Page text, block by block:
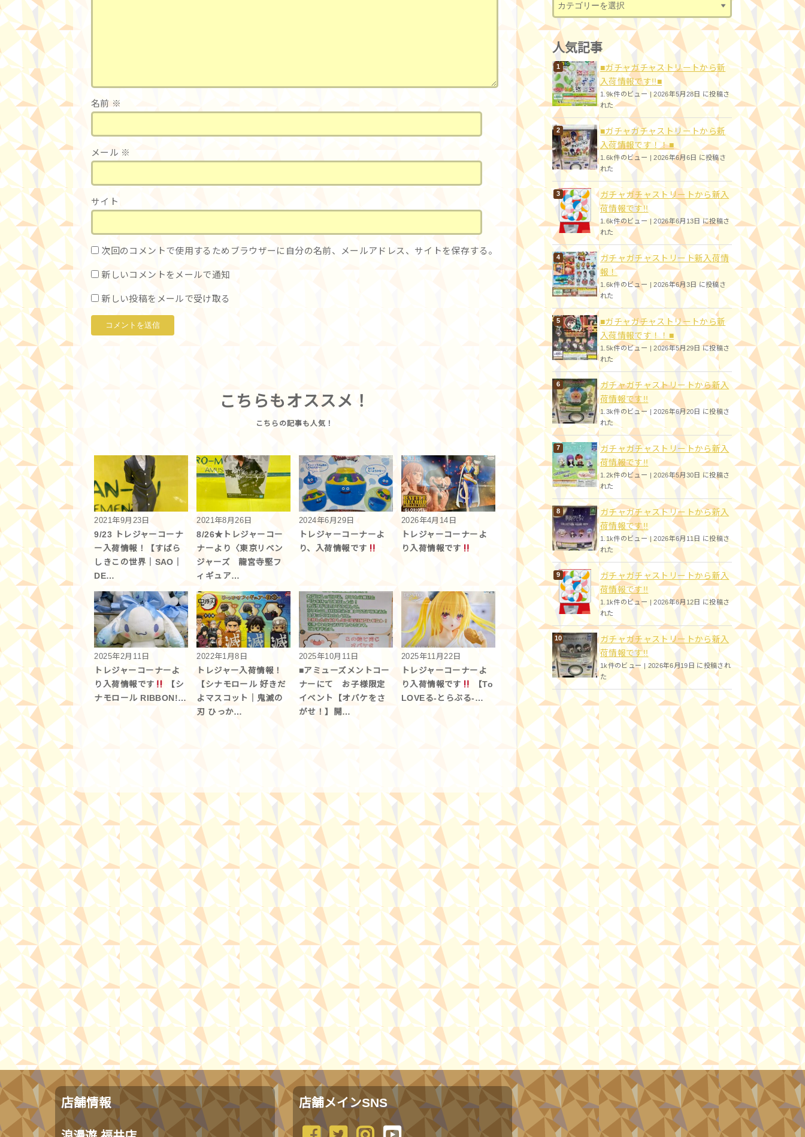
名前 ※
メール ※
サイト
次回のコメントで使用するためブラウザーに自分の名前、メールアドレス、サイトを保存する。
新しいコメントをメールで通知
新しい投稿をメールで受け取る
こちらもオススメ！
2021年9月23日
9/23 トレジャーコーナ
ー入荷情報！【すばら
しきこの世界｜SAO｜
DE…
2021年8月26日
8/26★トレジャーコー
ナーより〈東京リベン
ジャーズ 龍宮寺堅フ
ィギュア…
2024年6月29日
トレジャーコーナーよ
り、入荷情報です
2026年4月14日
トレジャーコーナーよ
り入荷情報です︎
2025年2月11日
トレジャーコーナーよ
り入荷情報です
【シ
ナモロール RIBBON!…
2022年1月8日
トレジャー入荷情報！
【シナモロール 好きだ
よマスコット｜鬼滅の
刃 ひっか…
2025年10月11日
■アミューズメントコー
ナーにて お子様限定
イベント【オバケをさ
がせ！】開…
2025年11月22日
トレジャーコーナーよ
り入荷情報です
【To
LOVEる-とらぶる-…
人気記事
■ガチャガチャストリートから新
入荷情報です!!■
1.9k件のビュー|2026年5月28日 に投稿さ
れた
■ガチャガチャストリートから新
入荷情報です！！■
1.6k件のビュー |2026年6月6日 に投稿さ
れた
ガチャガチャストリートから新入
荷情報です!!
1.6k件のビュー|2026年6月13日 に投稿さ
れた
ガチャガチャストリート新入荷情
報！
1.6k件のビュー |2026年6月3日 に投稿さ
れた
■ガチャガチャストリートから新
入荷情報です！！■
1.5k件のビュー |2026年5月29日 に投稿さ
れた
ガチャガチャストリートから新入
荷情報です!!
1.3k件のビュー|2026年6月20日 に投稿さ
れた
ガチャガチャストリートから新入
荷情報です!!
1.2k件のビュー |2026年5月30日 に投稿さ
れた
ガチャガチャストリートから新入
荷情報です!!
1.1k件のビュー|2026年6月11日 に投稿さ
れた
ガチャガチャストリートから新入
荷情報です!!
1.1k件のビュー |2026年6月12日 に投稿さ
れた
ガチャガチャストリートから新入
荷情報です!!
1k件のビュー |2026年6月19日 に投稿され
た
店舗情報 店舗メインSNS